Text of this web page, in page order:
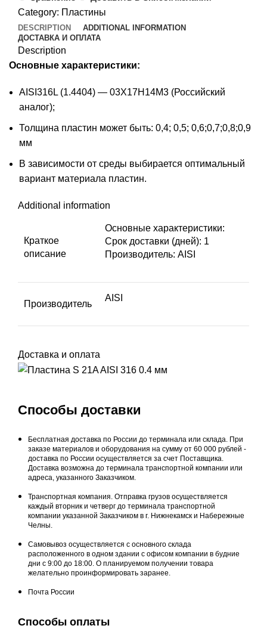
Category: Пластины
DESCRIPTION
ADDITIONAL INFORMATION
ДОСТАВКА И ОПЛАТА
Description
Основные характеристики:
AISI316L (1.4404) — 03Х17Н14М3 (Российский
аналог);
Толщина пластин может быть: 0,4; 0,5; 0,6;0,7;0,8;0,9
мм
В зависимости от среды выбирается оптимальный
вариант материала пластин.
Additional information
Краткое
описание
Основные характеристики:
Срок доставки (дней): 1
Производитель: AISI
Производитель
AISI
Доставка и оплата
Способы доставки
Бесплатная доставка по России до терминала или склада. При
заказе материалов и оборудования на сумму от 60 000 рублей -
доставка по России осуществляется за счет Поставщика.
Доставка возможна до терминала транспортной компании или
адреса, указанного Заказчиком.
Транспортная компания. Отправка грузов осуществляется
каждый вторник и четверг до терминала транспортной
компании указанной Заказчиком в г. Нижнекамск и Набережные
Челны.
Самовывоз осуществляется с основного склада
расположенного в одном здании с офисом компании в будние
дни с 9:00 до 18:00. О планируемом получении товара
желательно проинформировать заранее.
Почта России
Способы оплаты